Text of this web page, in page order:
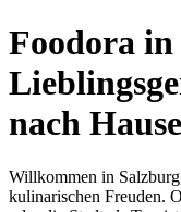
Foodora
nach
Willkommen in
kulinarischen Freuden.